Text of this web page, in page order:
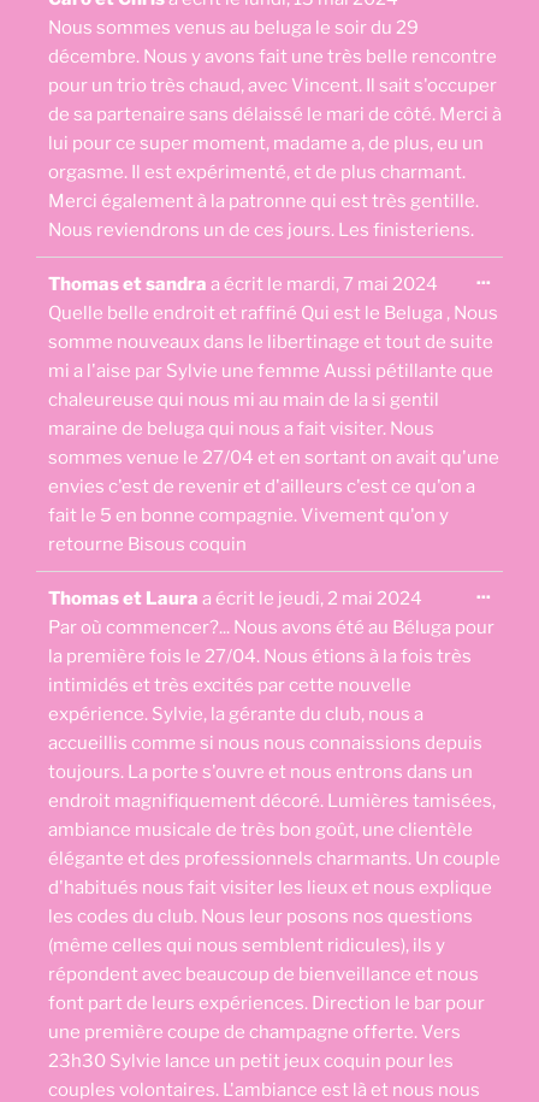
Nous sommes venus au beluga le soir du 29
décembre. Nous y avons fait une très belle rencontre
pour un trio très chaud, avec Vincent. Il sait s'occuper
de sa partenaire sans délaissé le mari de côté. Merci à
lui pour ce super moment, madame a, de plus, eu un
orgasme. Il est expérimenté, et de plus charmant.
Merci également à la patronne qui est très gentille.
Nous reviendrons un de ces jours. Les finisteriens.
Thomas et sandra a écrit le mardi, 7 mai 2024
Quelle belle endroit et raffiné Qui est le Beluga , Nous
somme nouveaux dans le libertinage et tout de suite
mi a l'aise par Sylvie une femme Aussi pétillante que
chaleureuse qui nous mi au main de la si gentil
maraine de beluga qui nous a fait visiter. Nous
sommes venue le 27/04 et en sortant on avait qu'une
envies c'est de revenir et d'ailleurs c'est ce qu'on a
fait le 5 en bonne compagnie. Vivement qu'on y
retourne Bisous coquin
...
boîte
Thomas et Laura a écrit le jeudi, 2 mai 2024
Par où commencer?... Nous avons été au Béluga pour
la première fois le 27/04. Nous étions à la fois très
intimidés et très excités par cette nouvelle
expérience. Sylvie, la gérante du club, nous a
accueillis comme si nous nous connaissions depuis
toujours. La porte s'ouvre et nous entrons dans un
endroit magnifiquement décoré. Lumières tamisées,
ambiance musicale de très bon goût, une clientèle
élégante et des professionnels charmants. Un couple
d'habitués nous fait visiter les lieux et nous explique
les codes du club. Nous leur posons nos questions
(même celles qui nous semblent ridicules), ils y
répondent avec beaucoup de bienveillance et nous
font part de leurs expériences. Direction le bar pour
une première coupe de champagne offerte. Vers
23h30 Sylvie lance un petit jeux coquin pour les
couples volontaires. L'ambiance est là et nous nous
...
boîte